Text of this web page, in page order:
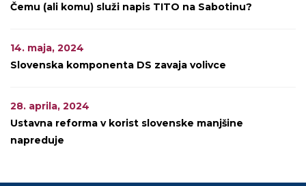
Čemu (ali komu) služi napis TITO na Sabotinu?
14. maja, 2024
Slovenska komponenta DS zavaja volivce
28. aprila, 2024
Ustavna reforma v korist slovenske manjšine
napreduje